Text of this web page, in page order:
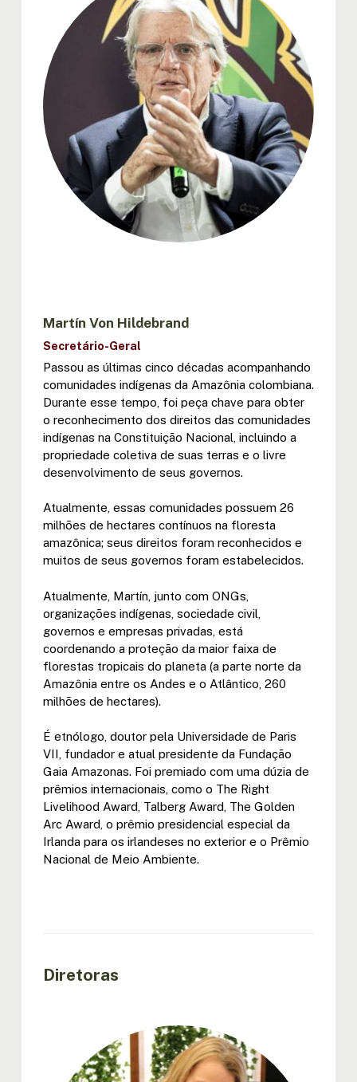
Martín Von Hildebrand
Secretário-Geral
Passou as últimas cinco décadas acompanhando
comunidades indígenas da Amazônia colombiana.
Durante esse tempo, foi peça chave para obter
o reconhecimento dos direitos das comunidades
indígenas na Constituição Nacional, incluindo a
propriedade coletiva de suas terras e o livre
desenvolvimento de seus governos.
Atualmente, essas comunidades possuem 26
milhões de hectares contínuos na floresta
amazônica; seus direitos foram reconhecidos e
muitos de seus governos foram estabelecidos.
Atualmente, Martín, junto com ONGs,
organizações indígenas, sociedade civil,
governos e empresas privadas, está
coordenando a proteção da maior faixa de
florestas tropicais do planeta (a parte norte da
Amazônia entre os Andes e o Atlântico, 260
milhões de hectares).
É etnólogo, doutor pela Universidade de Paris
VII, fundador e atual presidente da Fundação
Gaia Amazonas. Foi premiado com uma dúzia de
prêmios internacionais, como o The Right
Livelihood Award, Talberg Award, The Golden
Arc Award, o prêmio presidencial especial da
Irlanda para os irlandeses no exterior e o Prêmio
Nacional de Meio Ambiente.
Diretoras